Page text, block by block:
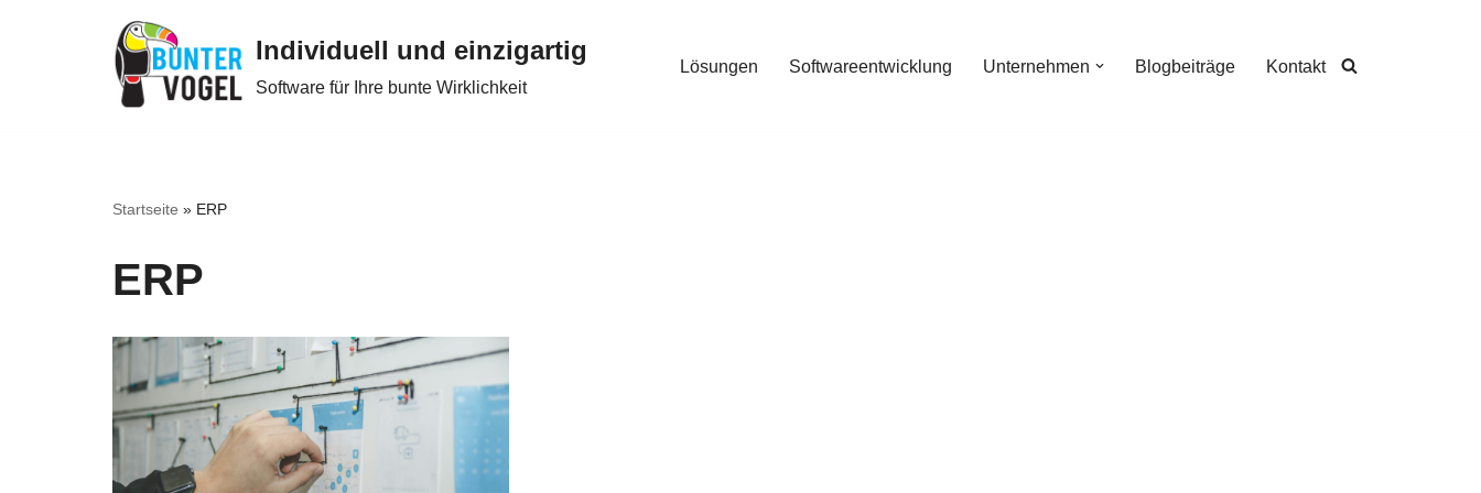
Individuell und einzigartig
Software für Ihre bunte Wirklichkeit
Lösungen Softwareentwicklung Unternehmen Blogbeiträge Kontakt
Startseite » ERP
ERP